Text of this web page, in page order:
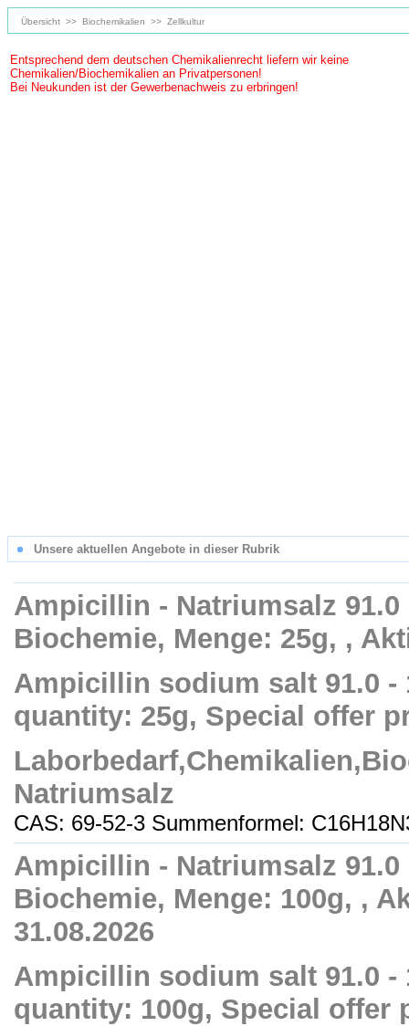
Übersicht >> Biochemikalien >> Zellkultur
Entsprechend dem deutschen Chemikalienrecht liefern wir keine
Chemikalien/Biochemikalien an Privatpersonen!
Bei Neukunden ist der Gewerbenachweis zu erbringen!
Unsere aktuellen Angebote in dieser Rubrik
Ampicillin - Natriumsalz 91.0
Biochemie, Menge: 25g, ,
Ampicillin sodium salt 91.0 -
quantity: 25g, Special offer
Natriumsalz
CAS: 69-52-3 Summenformel:
Ampicillin - Natriumsalz 91.0
Biochemie, Menge: 100g, ,
31.08.2026
Ampicillin sodium salt 91.0 -
quantity: 100g, Special offer